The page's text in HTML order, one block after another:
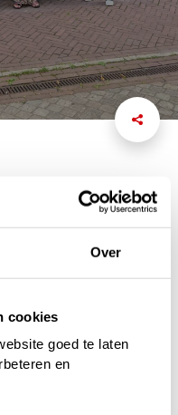
Over
cookies
goed te laten
en
is Trudo’s